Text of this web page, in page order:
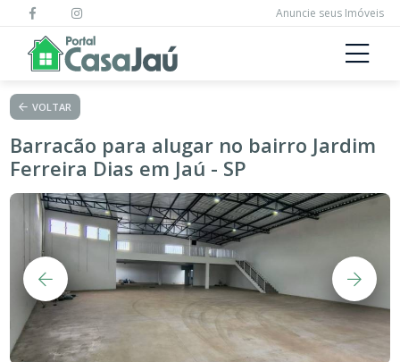
Anuncie seus Imóveis
VOLTAR
Barracão para alugar no bairro Jardim
Ferreira Dias em Jaú - SP